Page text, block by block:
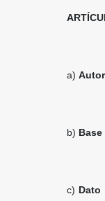
a)
b)
c) Dato